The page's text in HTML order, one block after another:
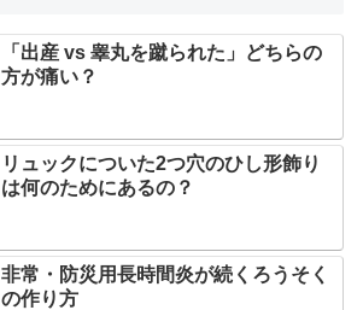
「出産 vs 睾丸を蹴られた」どちらの
方が痛い？
リュックについた2つ穴のひし形飾り
は何のためにあるの？
非常・防災用長時間炎が続くろうそく
の作り方